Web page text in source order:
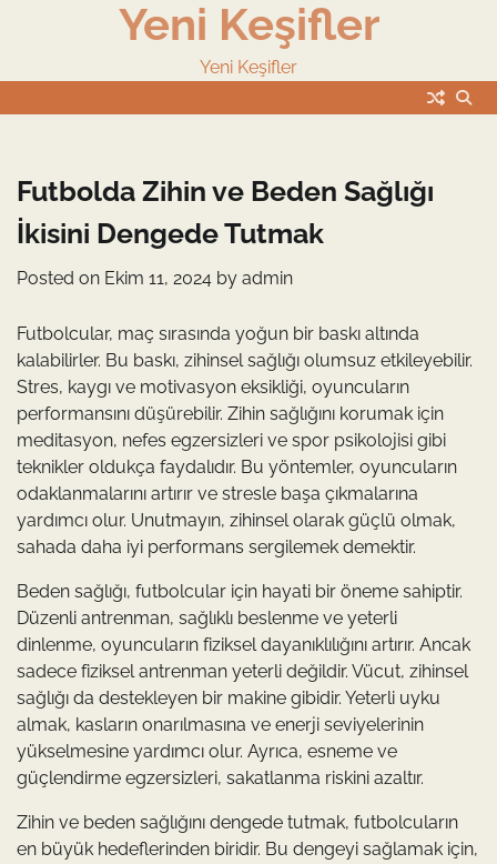
Yeni Keşifler
Yeni Keşifler
Futbolda Zihin ve Beden Sağlığı
İkisini Dengede Tutmak
Posted on Ekim 11, 2024 by admin
Futbolcular, maç sırasında yoğun bir baskı altında
kalabilirler. Bu baskı, zihinsel sağlığı olumsuz etkileyebilir.
Stres, kaygı ve motivasyon eksikliği, oyuncuların
performansını düşürebilir. Zihin sağlığını korumak için
meditasyon, nefes egzersizleri ve spor psikolojisi gibi
teknikler oldukça faydalıdır. Bu yöntemler, oyuncuların
odaklanmalarını artırır ve stresle başa çıkmalarına
yardımcı olur. Unutmayın, zihinsel olarak güçlü olmak,
sahada daha iyi performans sergilemek demektir.
Beden sağlığı, futbolcular için hayati bir öneme sahiptir.
Düzenli antrenman, sağlıklı beslenme ve yeterli
dinlenme, oyuncuların fiziksel dayanıklılığını artırır. Ancak
sadece fiziksel antrenman yeterli değildir. Vücut, zihinsel
sağlığı da destekleyen bir makine gibidir. Yeterli uyku
almak, kasların onarılmasına ve enerji seviyelerinin
yükselmesine yardımcı olur. Ayrıca, esneme ve
güçlendirme egzersizleri, sakatlanma riskini azaltır.
Zihin ve beden sağlığını dengede tutmak, futbolcuların
en büyük hedeflerinden biridir. Bu dengeyi sağlamak için,